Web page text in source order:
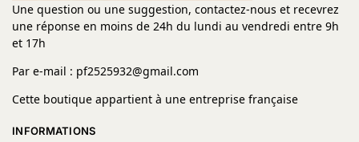
Une question ou une suggestion, contactez-nous et recevrez
une réponse en moins de 24h du lundi au vendredi entre 9h
et 17h
Par e-mail : pf2525932@gmail.com
Cette boutique appartient à une entreprise française
INFORMATIONS